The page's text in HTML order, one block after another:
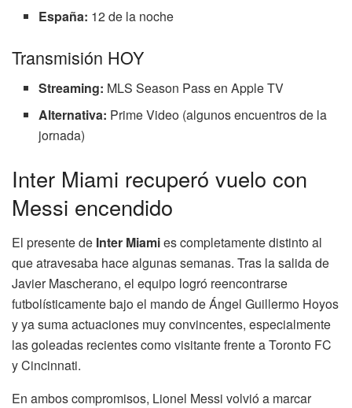
España: 12 de la noche
Transmisión HOY
Streaming: MLS Season Pass en Apple TV
Alternativa: Prime Video (algunos encuentros de la
jornada)
Inter Miami recuperó vuelo con
Messi encendido
El presente de Inter Miamies completamente distinto al
que atravesaba hace algunas semanas. Tras la salida de
Javier Mascherano, el equipo logró reencontrarse
futbolísticamente bajo el mando de Ángel Guillermo Hoyos
y ya suma actuaciones muy convincentes, especialmente
las goleadas recientes como visitante frente a Toronto FC
y Cincinnati.
En ambos compromisos, Lionel Messi volvió a marcar